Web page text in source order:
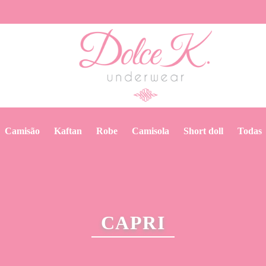
camisão kaftan robe camisola short doll todas
CAPRI